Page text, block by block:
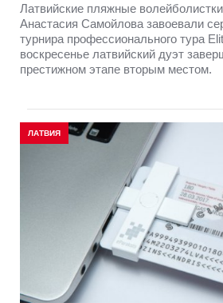
Латвийские пляжные
Анастасия Самойлова завоевали
турнира профессионального тура
воскресенье латвийский дуэт
престижном этапе вторым местом.
ЛАТВИЯ